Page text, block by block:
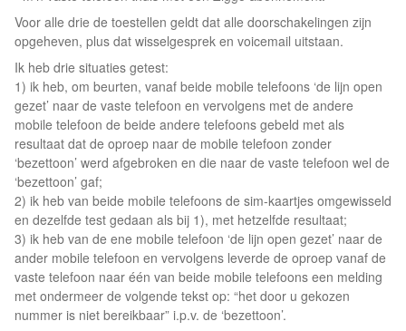
Voor alle drie de toestellen geldt dat alle doorschakelingen zijn
opgeheven, plus dat wisselgesprek en voicemail uitstaan.
Ik heb drie situaties getest:
1) ik heb, om beurten, vanaf beide mobile telefoons ‘de lijn open
gezet’ naar de vaste telefoon en vervolgens met de andere
mobile telefoon de beide andere telefoons gebeld met als
resultaat dat de oproep naar de mobile telefoon zonder
‘bezettoon’ werd afgebroken en die naar de vaste telefoon wel de
‘bezettoon’ gaf;
2) ik heb van beide mobile telefoons de sim-kaartjes omgewisseld
en dezelfde test gedaan als bij 1), met hetzelfde resultaat;
3) ik heb van de ene mobile telefoon ‘de lijn open gezet’ naar de
ander mobile telefoon en vervolgens leverde de oproep vanaf de
vaste telefoon naar één van beide mobile telefoons een melding
met ondermeer de volgende tekst op: “het door u gekozen
nummer is niet bereikbaar” i.p.v. de ‘bezettoon’.